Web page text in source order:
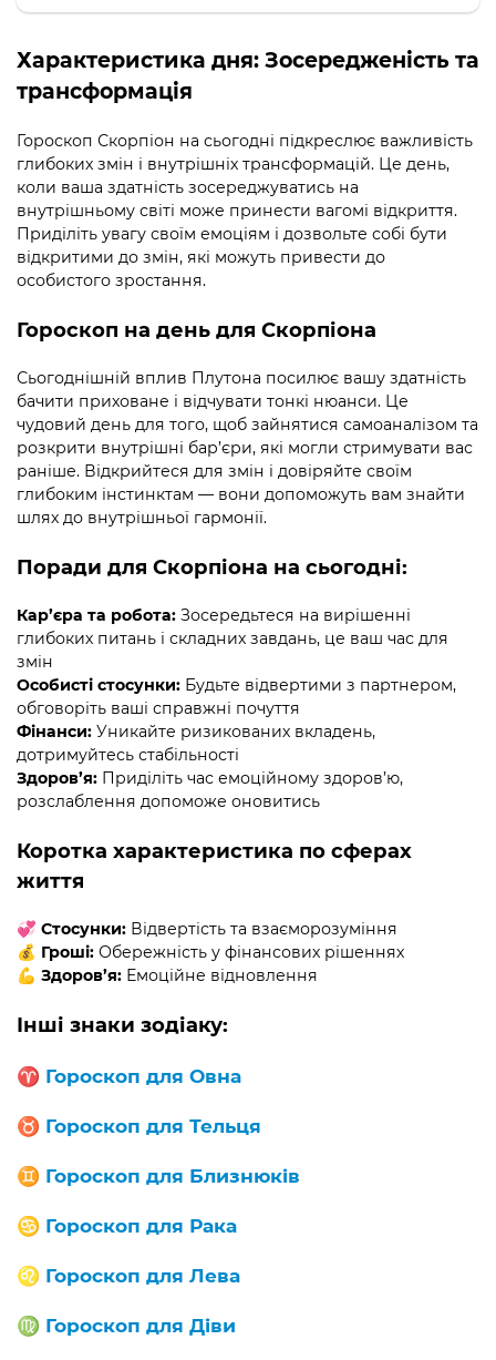
Характеристика дня: Зосередженість та
трансформація
Гороскоп Скорпіон на сьогодні підкреслює важливість
глибоких змін і внутрішніх трансформацій. Це день,
коли ваша здатність зосереджуватись на
внутрішньому світі може принести вагомі відкриття.
Приділіть увагу своїм емоціям і дозвольте собі бути
відкритими до змін, які можуть привести до
особистого зростання.
Гороскоп на день для Скорпіона
Сьогоднішній вплив Плутона посилює вашу здатність
бачити приховане і відчувати тонкі нюанси. Це
чудовий день для того, щоб зайнятися самоаналізом та
розкрити внутрішні бар’єри, які могли стримувати вас
раніше. Відкрийтеся для змін і довіряйте своїм
глибоким інстинктам — вони допоможуть вам знайти
шлях до внутрішньої гармонії.
Поради для Скорпіона на сьогодні:
Кар’єра та робота: Зосередьтеся на вирішенні
глибоких питань і складних завдань, це ваш час для
змін
Особисті стосунки: Будьте відвертими з партнером,
обговоріть ваші справжні почуття
Фінанси: Уникайте ризикованих вкладень,
дотримуйтесь стабільності
Здоров’я: Приділіть час емоційному здоров’ю,
розслаблення допоможе оновитись
Коротка характеристика по сферах
життя
💞 Стосунки: Відвертість та взаєморозуміння
💰 Гроші: Обережність у фінансових рішеннях
💪 Здоров’я: Емоційне відновлення
Інші знаки зодіаку:
♈️ Гороскоп для Овна
♉️ Гороскоп для Тельця
♊️ Гороскоп для Близнюків
♋️ Гороскоп для Рака
♌️ Гороскоп для Лева
♍️ Гороскоп для Діви